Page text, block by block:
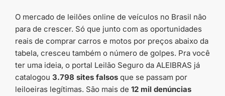
O mercado de leilões online de veículos no Brasil não
para de crescer. Só que junto com as oportunidades
reais de comprar carros e motos por preços abaixo da
tabela, cresceu também o número de golpes. Pra você
ter uma ideia, o portal Leilão Seguro da ALEIBRAS já
catalogou 3.798 sites falsos que se passam por
leiloeiras legítimas. São mais de 12 mil denúncias